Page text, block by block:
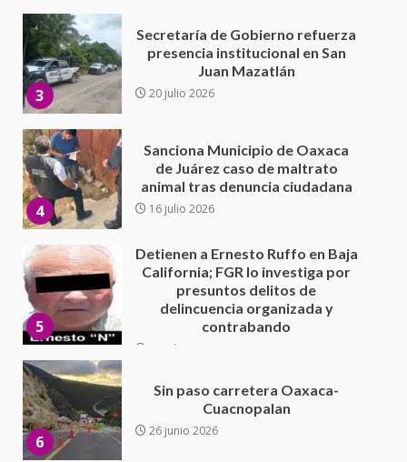
4
Sanciona Municipio de Oaxaca
de Juárez caso de maltrato
animal tras denuncia ciudadana
16 julio 2026
5
Detienen a Ernesto Ruffo en Baja
California; FGR lo investiga por
presuntos delitos de
delincuencia organizada y
6
Sin paso carretera Oaxaca-
Cuacnopalan
26 junio 2026
7
por el delito de pederastia
cometido en la región del Istmo
de Tehuantepec